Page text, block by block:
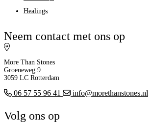
Healings
Neem contact met ons op
More Than Stones
Groeneweg 9
3059 LC Rotterdam
06 57 55 96 41 info@morethanstones.nl
Volg ons op